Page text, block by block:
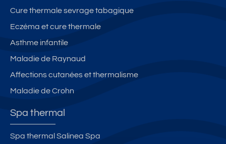
Cure thermale sevrage tabagique
Eczéma et cure thermale
Asthme infantile
Maladie de Raynaud
Affections cutanées et thermalisme
Maladie de Crohn
Spa thermal
Spa thermal Salinea Spa